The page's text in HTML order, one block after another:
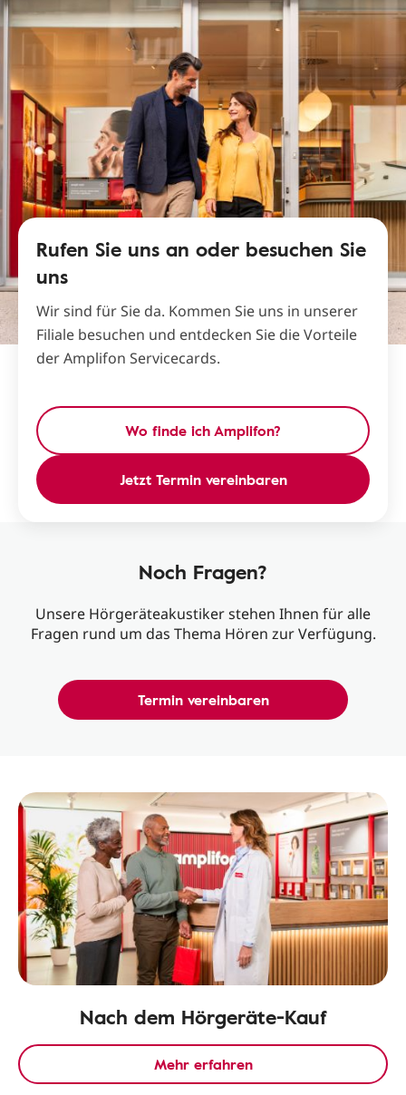
Rufen Sie uns an oder besuchen Sie
uns
Wir sind für Sie da. Kommen Sie uns in unserer
Filiale besuchen und entdecken Sie die Vorteile
der Amplifon Servicecards.
Wo finde ich Amplifon?
Jetzt Termin vereinbaren
Noch Fragen?
Unsere Hörgeräteakustiker stehen Ihnen für alle
Fragen rund um das Thema Hören zur Verfügung.
Termin vereinbaren
Nach dem Hörgeräte-Kauf
Mehr erfahren